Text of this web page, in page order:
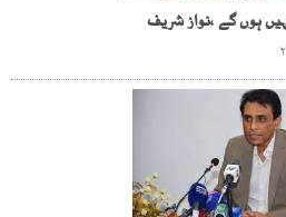
ہوں گے ،نواز شریف